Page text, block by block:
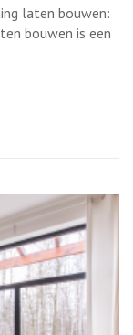
woning
laten
bouwen:
Duurzaamheid
laten bouwen:
bouwen is een